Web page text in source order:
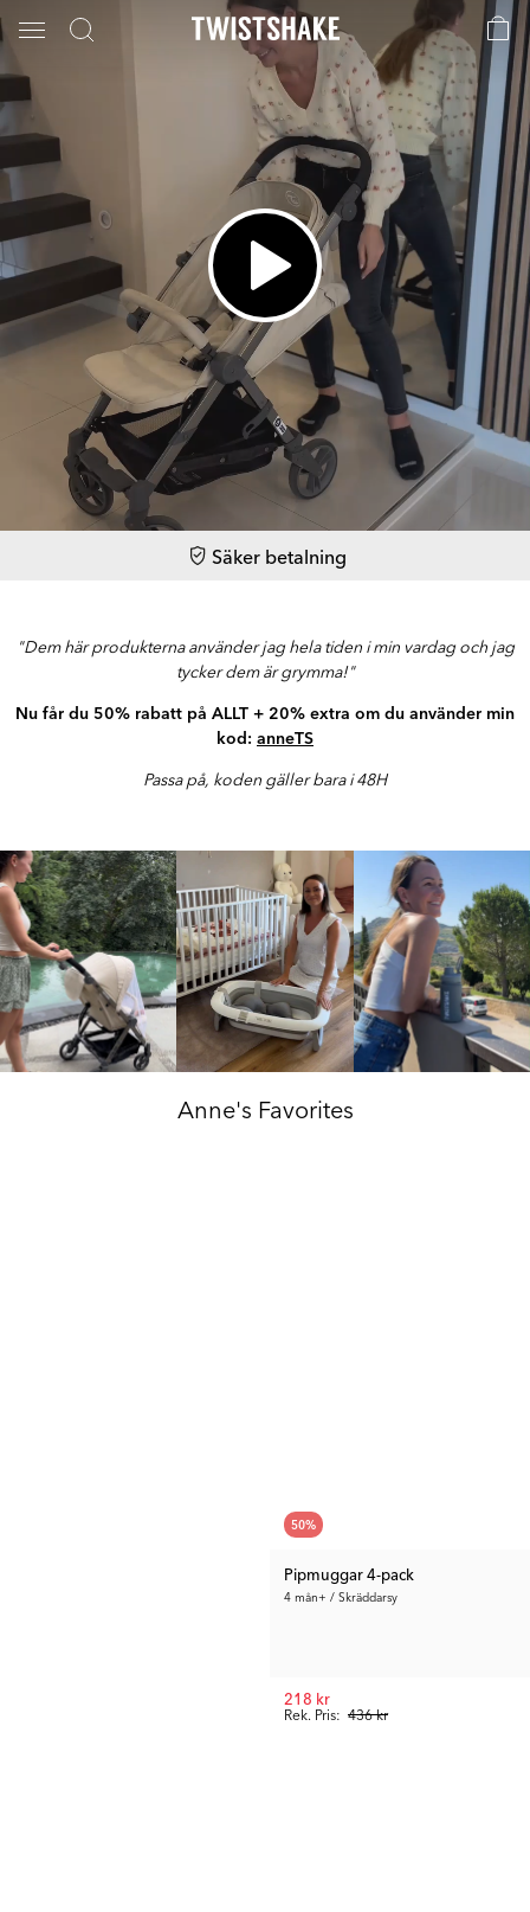
Säker betalning
"Dem här produkterna använder jag hela tiden i min vardag och jag
tycker dem är grymma!"
Nu får du 50% rabatt på ALLT + 20% extra om du använder min
kod: anneTS
Passa på, koden gäller bara i 48H
Anne's Favorites
50%
Pipmuggar 4-pack
4 mån+ / Skräddarsy
Rek. Pris: 436 kr
218 kr